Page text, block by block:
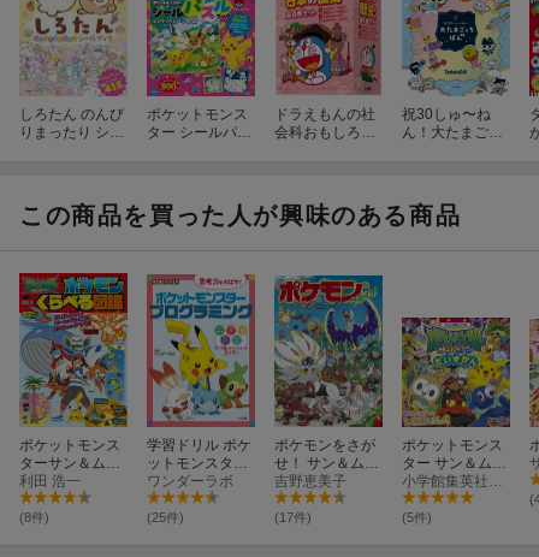
しろたん のんび
りまったり シー
ポケットモンス
ター シールパズ
ドラえもんの社
会科おもしろ攻
祝30しゅ〜ね
ん！大たまごっ
この商品を買った人が興味のある商品
ポケットモンス
ターサン＆ムー
ン ポケモンくら
べる図鑑
利田 浩一
(8件)
学習ドリル ポケ
ットモンスター
思考力をのば
す！プログラミ
ング
ワンダーラボ
(25件)
ポケモンをさが
せ！ サン＆ムー
ン
吉野恵美子
(17件)
ポケットモンス
ター サン＆ムー
ン だいずかん小学館集英社プロダクション
(5件)